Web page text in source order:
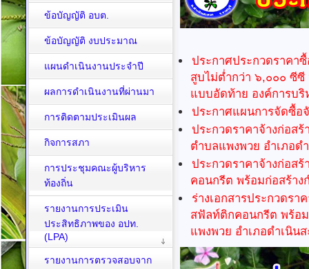
ประกาศประกวดราคา
สูบไม่ตํ่ากว่า ๖,๐๐๐ ซีซี
แบบอัดท้าย องค์การบ
ประกาศแผนการจัดซื้อ
ประกวดราคาจ้างก่อส
ตำบลแพงพวย อำเภอด
ประกวดราคาจ้างก่อส
คอนกรีต พร้อมก่อสร้า
ร่างเอกสารประกวดรา
สฟัลท์ติกคอนกรีต พร้อ
แพงพวย อำเภอดำเนิน
ข้อบัญญัติ อบต.
ข้อบัญญัติ งบประมาณ
แผนดำเนินงานประจำปี
ผลการดำเนินงานที่ผ่านมา
การติดตามประเมินผล
กิจการสภา
การประชุมคณะผู้บริหาร
ท้องถิ่น
รายงานการประเมิน
ประสิทธิภาพของ อปท.
(LPA)
รายงานการตรวจสอบจาก